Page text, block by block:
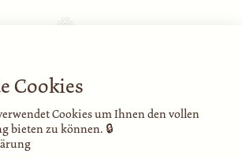
auf Instagram
Cookies
Cookies um Ihnen den vollen
bieten zu können. 🔒